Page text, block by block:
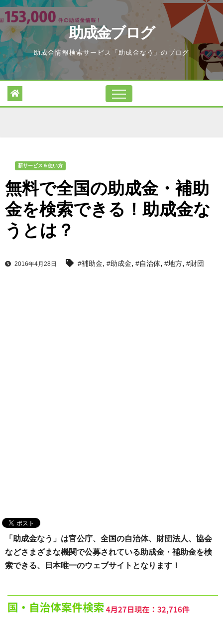
Skip
to
content
助成金ブログ
助成金情報検索サービス「助成金なう」のブログ
新サービス＆使い方
無料で全国の助成金・補助
金を検索できる！助成金な
うとは？
2016年4月28日 #補助金, #助成金, #自治体, #地方, #財団
「助成金なう」は官公庁、全国の自治体、財団法人、協会
などさまざまな機関で公募されている助成金・補助金を検
索できる、日本唯一のウェブサイトとなります！